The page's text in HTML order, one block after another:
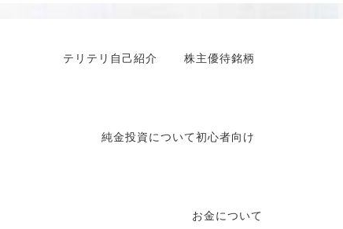
テリテリ自己紹介 株主優待銘柄
純金投資について初心者向け
お金について